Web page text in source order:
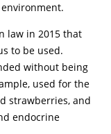
law in 2015 that
to be used.
without being
used for the
strawberries, and
endocrine